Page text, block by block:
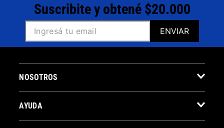
Suscribite y obtené $20.000
ENVIAR
NOSOTROS
AYUDA